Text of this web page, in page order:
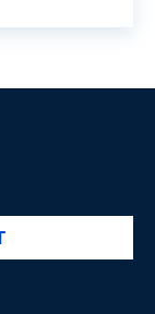
swiss-national-